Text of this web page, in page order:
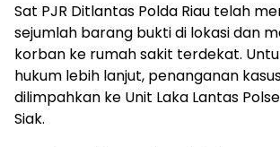
​Sat PJR Ditlantas Polda Riau telah
sejumlah barang bukti di lokasi dan
korban ke rumah sakit terdekat.
hukum lebih lanjut, penanganan
dilimpahkan ke Unit Laka Lantas
Siak.